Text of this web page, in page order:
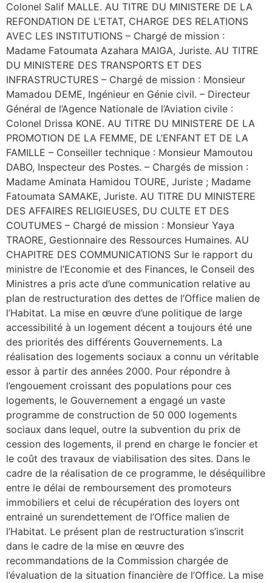
Colonel Salif MALLE. AU TITRE DU MINISTERE DE LA
REFONDATION DE L’ETAT, CHARGE DES RELATIONS
AVEC LES INSTITUTIONS – Chargé de mission :
Madame Fatoumata Azahara MAIGA, Juriste. AU TITRE
DU MINISTERE DES TRANSPORTS ET DES
INFRASTRUCTURES – Chargé de mission : Monsieur
Mamadou DEME, Ingénieur en Génie civil. – Directeur
Général de l’Agence Nationale de l’Aviation civile :
Colonel Drissa KONE. AU TITRE DU MINISTERE DE LA
PROMOTION DE LA FEMME, DE L’ENFANT ET DE LA
FAMILLE – Conseiller technique : Monsieur Mamoutou
DABO, Inspecteur des Postes. – Chargés de mission :
Madame Aminata Hamidou TOURE, Juriste ; Madame
Fatoumata SAMAKE, Juriste. AU TITRE DU MINISTERE
DES AFFAIRES RELIGIEUSES, DU CULTE ET DES
COUTUMES – Chargé de mission : Monsieur Yaya
TRAORE, Gestionnaire des Ressources Humaines. AU
CHAPITRE DES COMMUNICATIONS Sur le rapport du
ministre de l’Economie et des Finances, le Conseil des
Ministres a pris acte d’une communication relative au
plan de restructuration des dettes de l’Office malien de
l’Habitat. La mise en œuvre d’une politique de large
accessibilité à un logement décent a toujours été une
des priorités des différents Gouvernements. La
réalisation des logements sociaux a connu un véritable
essor à partir des années 2000. Pour répondre à
l’engouement croissant des populations pour ces
logements, le Gouvernement a engagé un vaste
programme de construction de 50 000 logements
sociaux dans lequel, outre la subvention du prix de
cession des logements, il prend en charge le foncier et
le coût des travaux de viabilisation des sites. Dans le
cadre de la réalisation de ce programme, le déséquilibre
entre le délai de remboursement des promoteurs
immobiliers et celui de récupération des loyers ont
entrainé un surendettement de l’Office malien de
l’Habitat. Le présent plan de restructuration s’inscrit
dans le cadre de la mise en œuvre des
recommandations de la Commission chargée de
l’évaluation de la situation financière de l’Office. La mise